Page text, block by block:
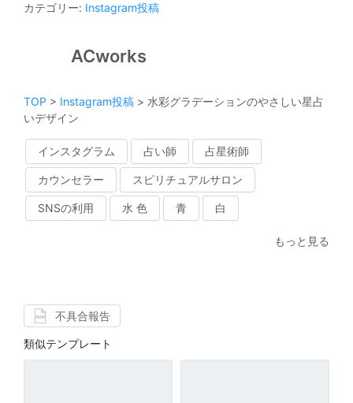
カテゴリー: Instagram投稿
ACworks
TOP > Instagram投稿 > 水彩グラデーションのやさしい星占
いデザイン
インスタグラム 占い師 占星術師
カウンセラー スピリチュアルサロン
SNSの利用 水 色 青 白
もっと見る
不具合報告
類似テンプレート